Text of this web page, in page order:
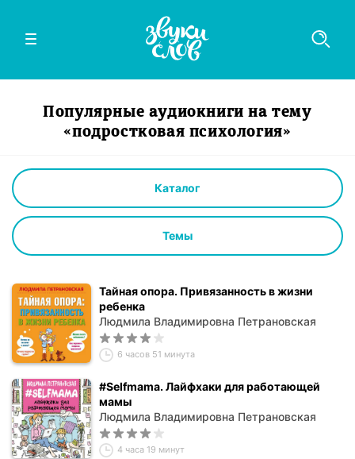
Популярные аудиокниги на тему
«подростковая психология»
Каталог
Темы
Тайная опора. Привязанность в жизни
ребенка
Людмила Владимировна Петрановская
6 часов 51 минута
#Selfmama. Лайфхаки для работающей
мамы
Людмила Владимировна Петрановская
4 часа 19 минут